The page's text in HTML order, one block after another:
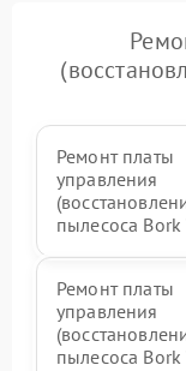
Ремонт платы
управления
пылесоса
Ремонт платы
управления
пылесоса